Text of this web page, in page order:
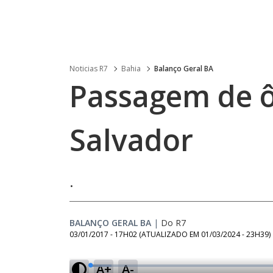
Noticias R7 Bahia Balanço Geral BA
Passagem
Salvador
.
BALANÇO GERAL BA | Do R7
03/01/2017 - 17H02 (ATUALIZADO EM 01/03/2024 - 23H39)
A+ A-
L